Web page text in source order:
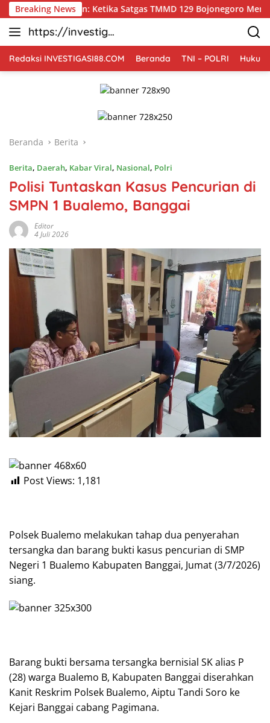
Langsung
ke
konten
Breaking News
Ketika Satgas TMMD 129 Bojonegoro Membuka ‘Jendela
https://investiga
si88.com
Redaksi INVESTIGASI88.COM Beranda TNI – POLRI
Beranda Berita
Berita, Daerah, Kabar Viral, Nasional, Polri
Polisi Tuntaskan Kasus Pencurian di
SMPN 1 Bualemo, Banggai
Editor
4 Juli 2026
Post Views: 1,181
Polsek Bualemo melakukan tahap dua penyerahan
tersangka dan barang bukti kasus pencurian di SMP
Negeri 1 Bualemo Kabupaten Banggai, Jumat (3/7/2026)
siang.
Barang bukti bersama tersangka bernisial SK alias P
(28) warga Bualemo B, Kabupaten Banggai diserahkan
Kanit Reskrim Polsek Bualemo, Aiptu Tandi Soro ke
Kejari Banggai cabang Pagimana.